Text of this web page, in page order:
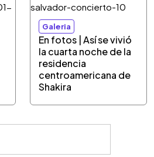
Galeria
En fotos | Así se vivió
la cuarta noche de la
residencia
centroamericana de
Shakira